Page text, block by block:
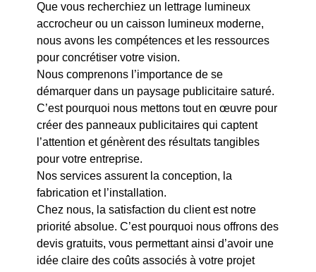
Que vous recherchiez un lettrage lumineux
accrocheur ou un caisson lumineux moderne,
nous avons les compétences et les ressources
pour concrétiser votre vision.
Nous comprenons l’importance de se
démarquer dans un paysage publicitaire saturé.
C’est pourquoi nous mettons tout en œuvre pour
créer des panneaux publicitaires qui captent
l’attention et génèrent des résultats tangibles
pour votre entreprise.
Nos services assurent la conception, la
fabrication et l’installation.
Chez nous, la satisfaction du client est notre
priorité absolue. C’est pourquoi nous offrons des
devis gratuits, vous permettant ainsi d’avoir une
idée claire des coûts associés à votre projet